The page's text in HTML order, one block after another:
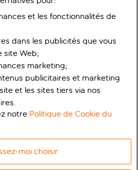
et les fonctionnalités de
dans les publicités que vous
site Web;
marketing;
publicitaires et marketing
et les sites tiers via nos
notre Politique de Cookie du
moi choisir